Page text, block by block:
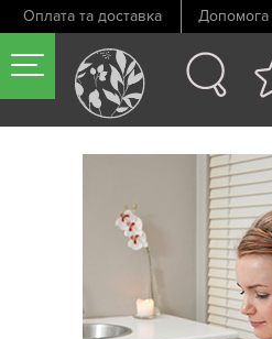
Оплата та доставка Допомога